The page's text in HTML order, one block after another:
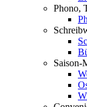
Phono,
Saison-